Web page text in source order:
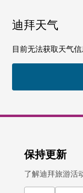
迪拜天气
目前无法获取天气信
保持更新
了解迪拜旅游活